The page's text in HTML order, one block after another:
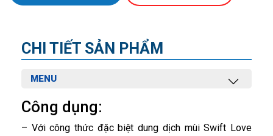
CHI TIẾT SẢN PHẨM
MENU
Công dụng:
– Với công thức đặc biệt dung dịch mùi Swift Love